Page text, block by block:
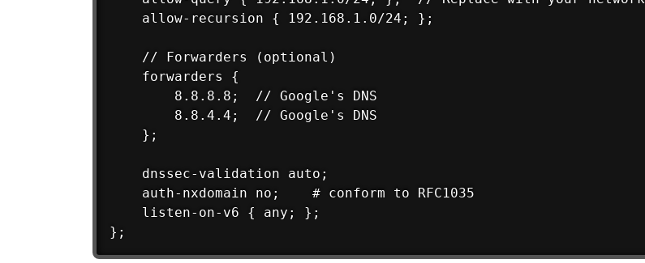
    allow-recursion { 192.168.1.0/24; };
    // Forwarders (optional)
    forwarders {
        8.8.8.8;  // Google's DNS
        8.8.4.4;  // Google's DNS
    };
    dnssec-validation auto;
    auth-nxdomain no;    # conform to RFC1035
    listen-on-v6 { any; };